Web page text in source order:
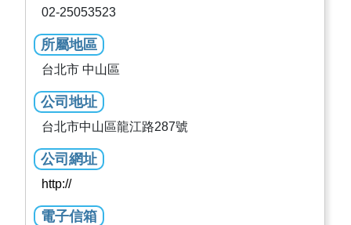
02-25053523
所屬地區
台北市 中山區
公司地址
台北市中山區龍江路287號
公司網址
http://
電子信箱